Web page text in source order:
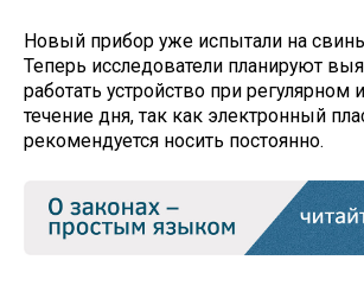
Новый прибор уже испытали на
Теперь исследователи планируют
работать устройство при регулярном
течение дня, так как электронный
рекомендуется носить постоянно.